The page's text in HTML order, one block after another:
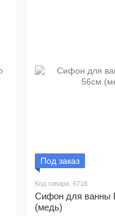
Под заказ
Код товара: 6718
Сифон для ванны
(медь)